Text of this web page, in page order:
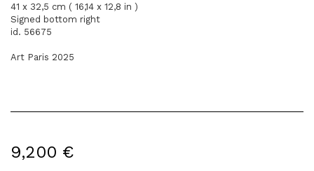
41 x 32,5 cm ( 16,14 x 12,8 in )
Signed bottom right
id. 56675
Art Paris 2025
9,200 €